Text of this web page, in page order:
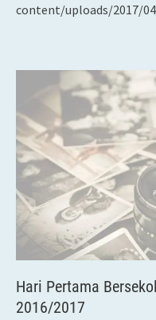
content/uploads/2017/
Hari Pertama
2016/2017